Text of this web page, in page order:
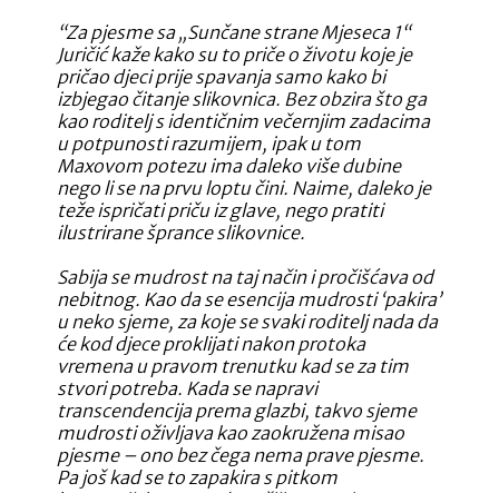
“Za pjesme sa „Sunčane strane Mjeseca 1“
Juričić kaže kako su to priče o životu koje je
pričao djeci prije spavanja samo kako bi
izbjegao čitanje slikovnica. Bez obzira što ga
kao roditelj s identičnim večernjim zadacima
u potpunosti razumijem, ipak u tom
Maxovom potezu ima daleko više dubine
nego li se na prvu loptu čini. Naime, daleko je
teže ispričati priču iz glave, nego pratiti
ilustrirane šprance slikovnice.
Sabija se mudrost na taj način i pročišćava od
nebitnog. Kao da se esencija mudrosti ‘pakira’
u neko sjeme, za koje se svaki roditelj nada da
će kod djece proklijati nakon protoka
vremena u pravom trenutku kad se za tim
stvori potreba. Kada se napravi
transcendencija prema glazbi, takvo sjeme
mudrosti oživljava kao zaokružena misao
pjesme – ono bez čega nema prave pjesme.
Pa još kad se to zapakira s pitkom